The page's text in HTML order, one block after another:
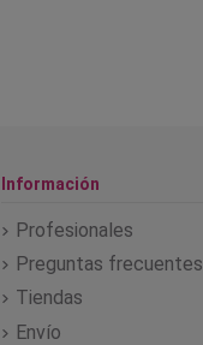
Información
Profesionales
Preguntas frecuentes
Tiendas
Envío